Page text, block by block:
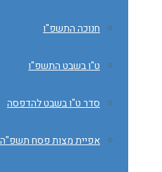
חנוכה התשפ"ו
ט"ו בשבט התשפ"ו
סדר ט"ו בשבט להדפסה
אפיית מצות פסח תשפ"ה